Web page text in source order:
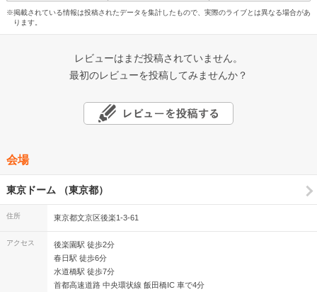
※掲載されている情報は投稿されたデータを集計したもので、実際のライブとは異なる場合があ
ります。
レビューはまだ投稿されていません。
最初のレビューを投稿してみませんか？
会場
東京ドーム （東京都）
住所 東京都文京区後楽1-3-61
アクセス
後楽園駅 徒歩2分
春日駅 徒歩6分
水道橋駅 徒歩7分
首都高速道路 中央環状線 飯田橋IC 車で4分